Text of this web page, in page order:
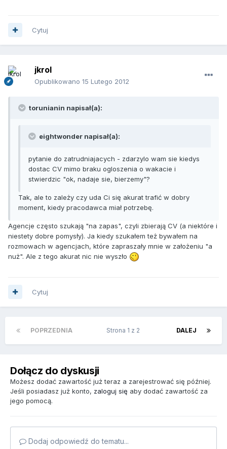
Cytuj
jkrol
Opublikowano 15 Lutego 2012
torunianin napisał(a):
eightwonder napisał(a):
pytanie do zatrudniajacych - zdarzylo wam sie kiedys
dostac CV mimo braku ogloszenia o wakacie i
stwierdzic "ok, nadaje sie, bierzemy"?
Tak, ale to zależy czy uda Ci się akurat trafić w dobry
moment, kiedy pracodawca miał potrzebę.
Agencje często szukają "na zapas", czyli zbierają CV (a niektóre i
niestety dobre pomysły). Ja kiedy szukałem też bywałem na
rozmowach w agencjach, które zapraszały mnie w założeniu "a
nuż". Ale z tego akurat nic nie wyszło
Cytuj
POPRZEDNIA DALEJ
Strona 1 z 2
Dołącz do dyskusji
Możesz dodać zawartość już teraz a zarejestrować się później.
Jeśli posiadasz już konto, zaloguj się aby dodać zawartość za
jego pomocą.
Dodaj odpowiedź do tematu...